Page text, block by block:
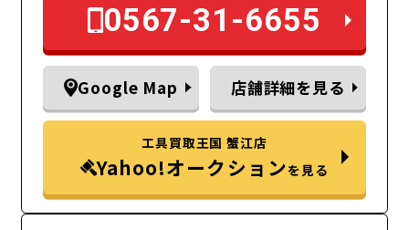
0567-31-6655
Google Map 店舗詳細を見る
工具買取王国 蟹江店
Yahoo!オークションを見る